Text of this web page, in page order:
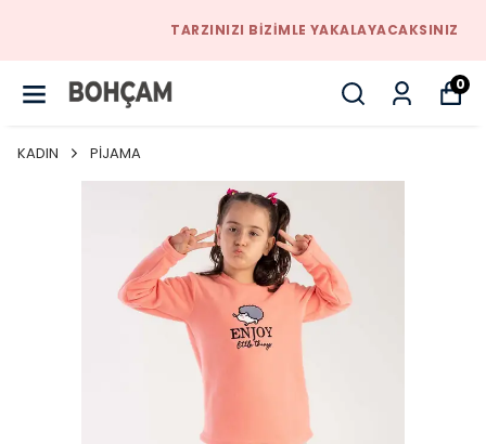
TARZINIZI BIZIMLE YAKALAYACAKSINIZ
0
KADIN PİJAMA